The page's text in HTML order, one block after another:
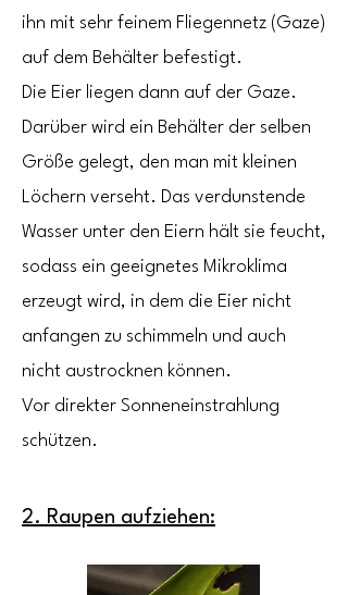
ihn mit sehr feinem Fliegennetz (Gaze)
auf dem Behälter befestigt.
Die Eier liegen dann auf der Gaze.
Darüber wird ein Behälter der selben
Größe gelegt, den man mit kleinen
Löchern verseht. Das verdunstende
Wasser unter den Eiern hält sie feucht,
sodass ein geeignetes Mikroklima
erzeugt wird, in dem die Eier nicht
anfangen zu schimmeln und auch
nicht austrocknen können.
Vor direkter Sonneneinstrahlung
schützen.
2. Raupen aufziehen: